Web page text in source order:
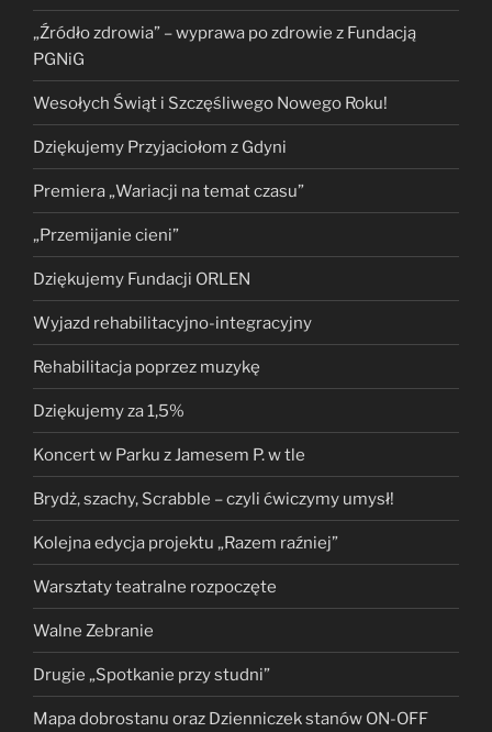
„Źródło zdrowia” – wyprawa po zdrowie z Fundacją
PGNiG
Wesołych Świąt i Szczęśliwego Nowego Roku!
Dziękujemy Przyjaciołom z Gdyni
Premiera „Wariacji na temat czasu”
„Przemijanie cieni”
Dziękujemy Fundacji ORLEN
Wyjazd rehabilitacyjno-integracyjny
Rehabilitacja poprzez muzykę
Dziękujemy za 1,5%
Koncert w Parku z Jamesem P. w tle
Brydż, szachy, Scrabble – czyli ćwiczymy umysł!
Kolejna edycja projektu „Razem raźniej”
Warsztaty teatralne rozpoczęte
Walne Zebranie
Drugie „Spotkanie przy studni”
Mapa dobrostanu oraz Dzienniczek stanów ON-OFF